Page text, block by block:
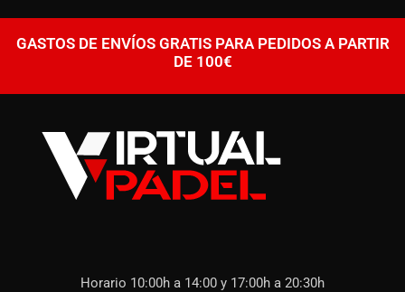
GASTOS DE ENVÍOS GRATIS PARA PEDIDOS A PARTIR
DE 100€
Horario 10:00h a 14:00 y 17:00h a 20:30h